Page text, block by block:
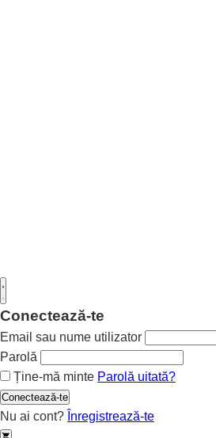
Conectează-te
Email sau nume utilizator
Parolă
Ține-mă minte Parolă uitată?
Conectează-te
Nu ai cont? Înregistrează-te